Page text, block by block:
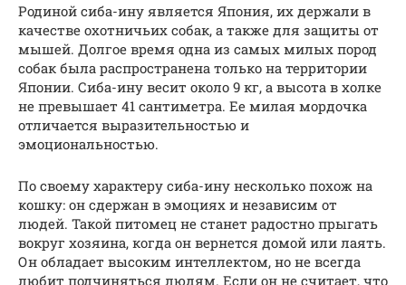
Родиной сиба-ину является Япония, их держали в
качестве охотничьих собак, а также для защиты от
мышей. Долгое время одна из самых милых пород
собак была распространена только на территории
Японии. Сиба-ину весит около 9 кг, а высота в холке
не превышает 41 сантиметра. Ее милая мордочка
отличается выразительностью и
эмоциональностью.
По своему характеру сиба-ину несколько похож на
кошку: он сдержан в эмоциях и независим от
людей. Такой питомец не станет радостно прыгать
вокруг хозяина, когда он вернется домой или лаять.
Он обладает высоким интеллектом, но не всегда
любит подчиняться людям. Если он не считает, что